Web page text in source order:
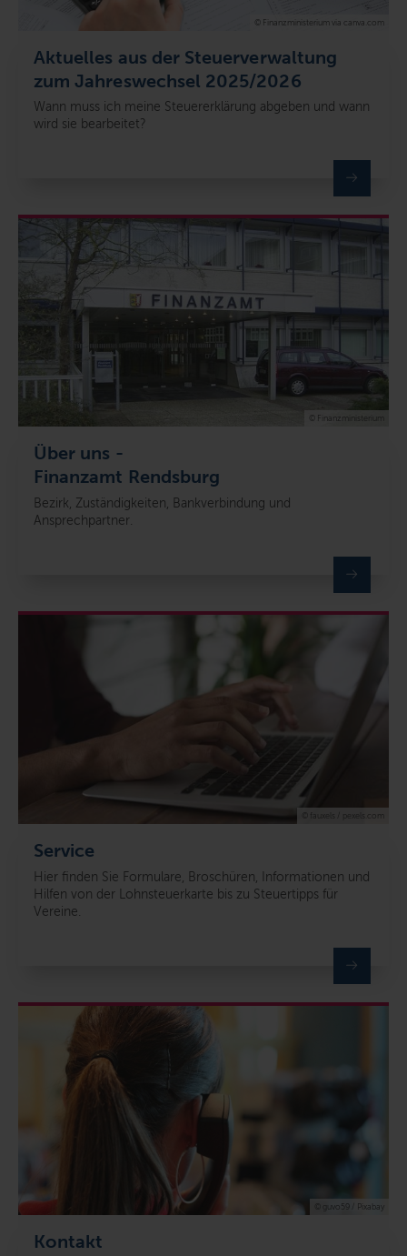
Aktuelles aus der Steuerverwaltung
zum Jahreswechsel 2025/2026
Wann muss ich meine Steuererklärung abgeben und wann
wird sie bearbeitet?
© Finanzministerium via canva.com
Über uns -
Finanzamt Rendsburg
Bezirk, Zuständigkeiten, Bankverbindung und
Ansprechpartner.
© Finanzministerium
Service
Hier finden Sie Formulare, Broschüren, Informationen und
Hilfen von der Lohnsteuerkarte bis zu Steuertipps für
Vereine.
© fauxels / pexels.com
Kontakt
© guvo59 / Pixabay